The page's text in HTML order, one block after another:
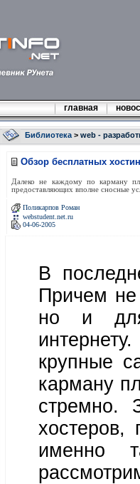
главная
Библиотека> web -
Обзор бесплатных
Далеко не каждому по карману
предоставляющих вполне сносные
Поликарпов Роман
webstudent.net.ru
04-06-2005
В
Причем
но и для
крупные
карману
стремно.
хостеров,
именно